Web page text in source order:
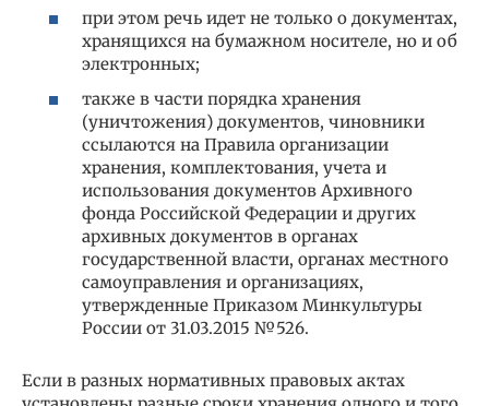
при этом речь идет не только о документах,
хранящихся на бумажном носителе, но и об
электронных;
также в части порядка хранения
(уничтожения) документов, чиновники
ссылаются на Правила организации
хранения, комплектования, учета и
использования документов Архивного
фонда Российской Федерации и других
архивных документов в органах
государственной власти, органах местного
самоуправления и организациях,
утвержденные Приказом Минкультуры
России от 31.03.2015 №526.
Если в разных нормативных правовых актах